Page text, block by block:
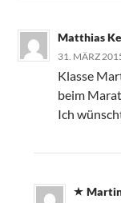
Matthias
31. MÄRZ
Klasse
beim
Ich